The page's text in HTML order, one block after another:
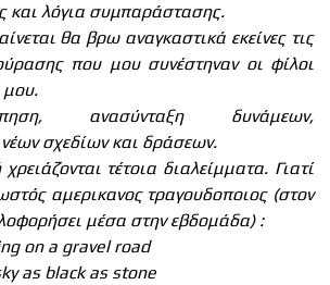
και λόγια συμπαράστασης.
θα βρω αναγκαστικά εκείνες τις
που μου συνέστηναν οι φίλοι
μου.
ανασύνταξη δυνάμεων,
σχεδίων και δράσεων.
τέτοια διαλείμματα. Γιατί
αμερικανος τραγουδοποιος (στον
μέσα στην εβδομάδα) :
on a gravel road
as black as stone